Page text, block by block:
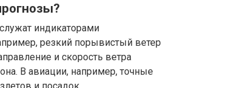
индикаторами
резкий порывистый ветер
и скорость ветра
В авиации, например, точные